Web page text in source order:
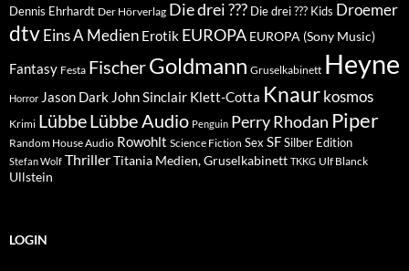
Dennis Ehrhardt Der Hörverlag Die drei ??? Die drei ??? Kids Droemer
dtvEins A Medien Erotik EUROPA EUROPA (Sony Music)
Fantasy Festa FischerGoldmann Gruselkabinett Heyne
Horror Jason Dark John Sinclair Klett-Cotta Knaur kosmos
Krimi LübbeLübbe Audio Penguin Perry Rhodan Piper
Random House Audio Rowohlt Science Fiction Sex SFSilber Edition
Stefan Wolf ThrillerTitania Medien, Gruselkabinett TKKG Ulf Blanck
Ullstein
LOGIN